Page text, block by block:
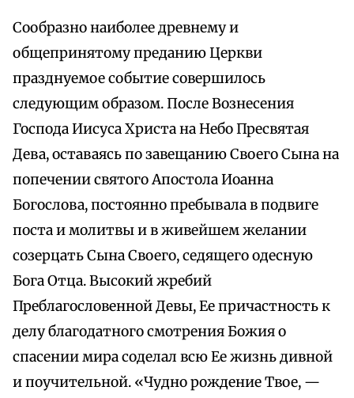
Сообразно наиболее древнему и
общепринятому преданию Церкви
празднуемое событие совершилось
следующим образом. После Вознесения
Господа Иисуса Христа на Небо Пресвятая
Дева, оставаясь по завещанию Своего Сына на
попечении святого Апостола Иоанна
Богослова, постоянно пребывала в подвиге
поста и молитвы и в живейшем желании
созерцать Сына Своего, седящего одесную
Бога Отца. Высокий жребий
Преблагословенной Девы, Ее причастность к
делу благодатного смотрения Божия о
спасении мира соделал всю Ее жизнь дивной
и поучительной. «Чудно рождение Твое, —